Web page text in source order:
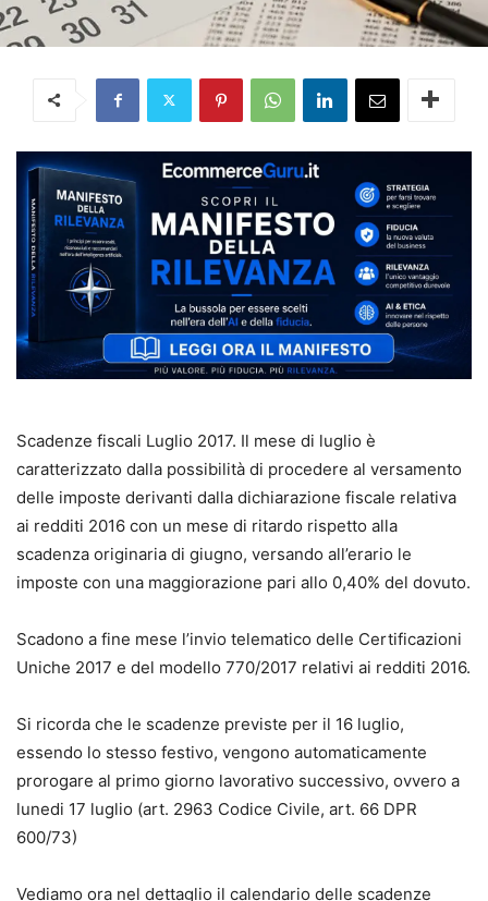
Scadenze fiscali Luglio 2017. Il mese di luglio è
caratterizzato dalla possibilità di procedere al versamento
delle imposte derivanti dalla dichiarazione fiscale relativa
ai redditi 2016 con un mese di ritardo rispetto alla
scadenza originaria di giugno, versando all’erario le
imposte con una maggiorazione pari allo 0,40% del dovuto.
Scadono a fine mese l’invio telematico delle Certificazioni
Uniche 2017 e del modello 770/2017 relativi ai redditi 2016.
Si ricorda che le scadenze previste per il 16 luglio,
essendo lo stesso festivo, vengono automaticamente
prorogare al primo giorno lavorativo successivo, ovvero a
lunedi 17 luglio (art. 2963 Codice Civile, art. 66 DPR
600/73)
Vediamo ora nel dettaglio il calendario delle scadenze